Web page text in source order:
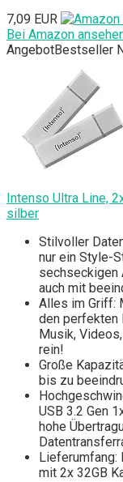
7,09 EUR
Bei Amazon
AngebotBestseller
Intenso Ultra Line,
silber
Stilvoller
nur ein Style-
sechseckigen
auch mit
Alles im Griff:
den perfekten
Musik,
rein!
Große
bis zu
USB 3.2 Gen
hohe
Lieferumfang:
mit 2x 32GB